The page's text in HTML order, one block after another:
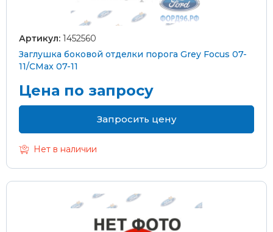
Артикул: 1452560
Заглушка боковой отделки порога Grey Focus 07-
11/CMax 07-11
Цена по запросу
Запросить цену
Нет в наличии